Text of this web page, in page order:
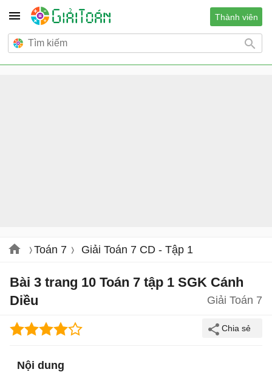
Thành viên
Toán 7 Giải Toán 7 CD - Tập 1
Bài 3 trang 10 Toán 7 tập 1 SGK Cánh
Diều
Giải Toán 7
Nội dung